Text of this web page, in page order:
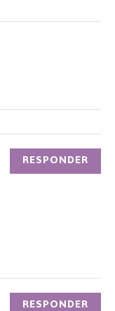
RESPONDER
RESPONDER